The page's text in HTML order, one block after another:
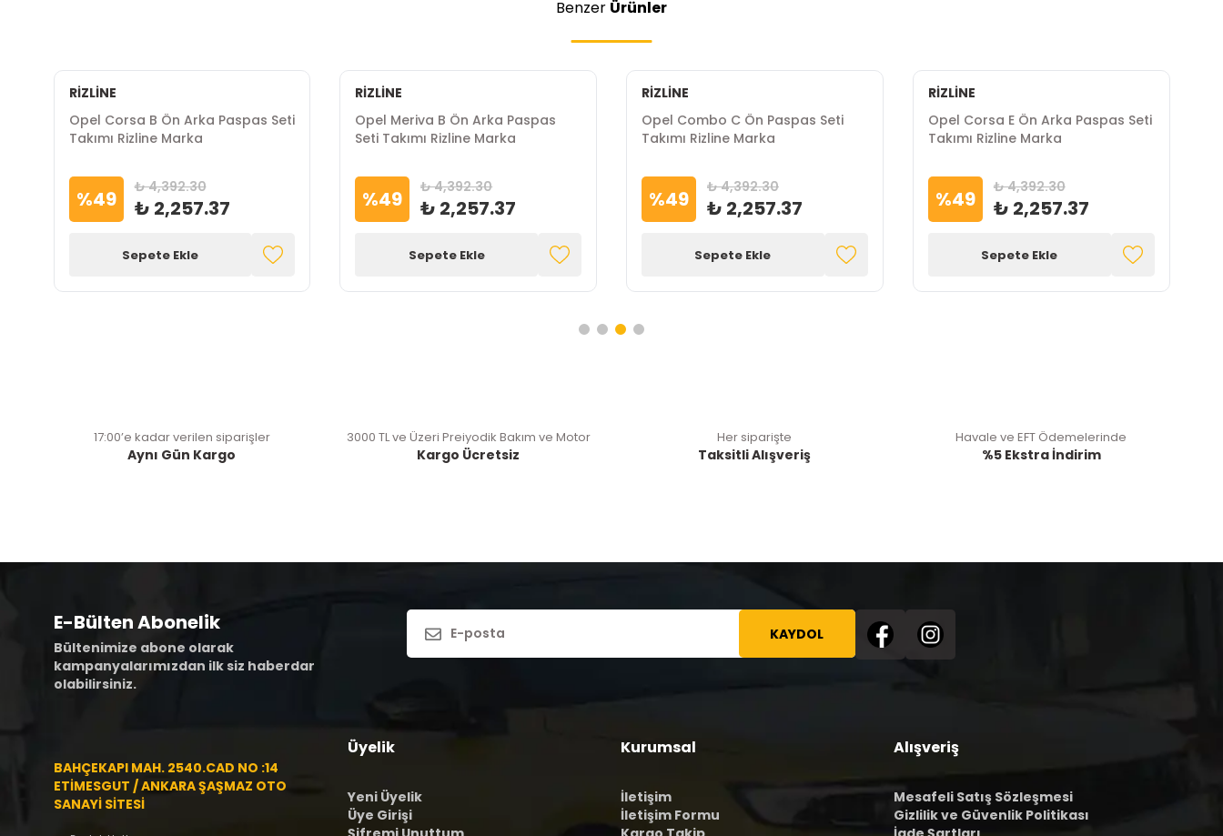
Benzer Ürünler
RİZLİNE
Opel Corsa B Ön Arka Paspas Seti
Takımı Rizline Marka
%49 ₺ 4,392.30
₺ 2,257.37
Sepete Ekle
RİZLİNE
Opel Meriva B Ön Arka Paspas
Seti Takımı Rizline Marka
%49 ₺ 4,392.30
₺ 2,257.37
Sepete Ekle
RİZLİNE
Opel Combo C Ön Paspas Seti
Takımı Rizline Marka
%49 ₺ 4,392.30
₺ 2,257.37
Sepete Ekle
RİZLİNE
Opel Corsa E Ön Arka Paspas Seti
Takımı Rizline Marka
%49 ₺ 4,392.30
₺ 2,257.37
Sepete Ekle
17:00’e kadar verilen siparişler
Aynı Gün Kargo
3000 TL ve Üzeri Preiyodik Bakım ve Motor
Kargo Ücretsiz
Her siparişte
Taksitli Alışveriş
Havale ve EFT Ödemelerinde
%5 Ekstra İndirim
E-Bülten Abonelik
Bültenimize abone olarak
kampanyalarımızdan ilk siz haberdar
olabilirsiniz.
KAYDOL
BAHÇEKAPI MAH. 2540.CAD NO :14
ETİMESGUT / ANKARA ŞAŞMAZ OTO
SANAYİ SİTESİ
Üyelik
Yeni Üyelik
Üye Girişi
Kurumsal
İletişim
İletişim Formu
Alışveriş
Mesafeli Satış Sözleşmesi
Gizlilik ve Güvenlik Politikası